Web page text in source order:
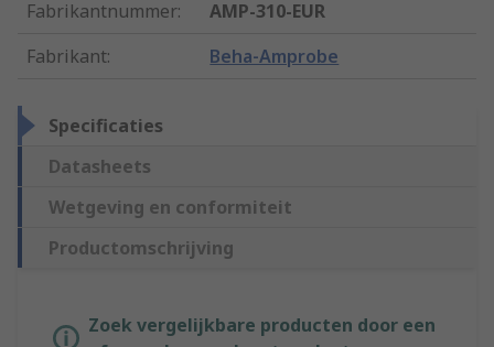
Fabrikantnummer:
AMP-310-EUR
Fabrikant: Beha-Amprobe
Specificaties
Datasheets
Wetgeving en conformiteit
Productomschrijving
Zoek vergelijkbare producten door een